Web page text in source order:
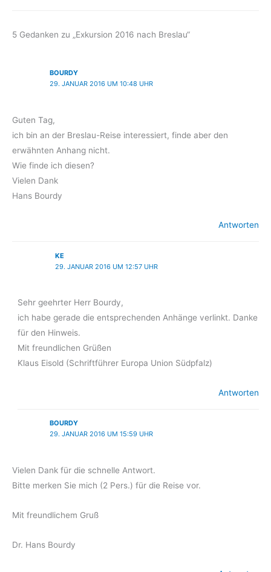
5 Gedanken zu „Exkursion 2016 nach Breslau“
BOURDY
29. JANUAR 2016 UM 10:48 UHR
Guten Tag,
ich bin an der Breslau-Reise interessiert, finde aber den
erwähnten Anhang nicht.
Wie finde ich diesen?
Vielen Dank
Hans Bourdy
Antworten
KE
29. JANUAR 2016 UM 12:57 UHR
Sehr geehrter Herr Bourdy,
ich habe gerade die entsprechenden Anhänge verlinkt. Danke
für den Hinweis.
Mit freundlichen Grüßen
Klaus Eisold (Schriftführer Europa Union Südpfalz)
Antworten
BOURDY
29. JANUAR 2016 UM 15:59 UHR
Vielen Dank für die schnelle Antwort.
Bitte merken Sie mich (2 Pers.) für die Reise vor.
Mit freundlichem Gruß
Dr. Hans Bourdy